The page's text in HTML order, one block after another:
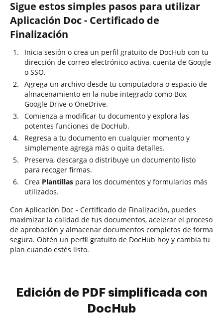
Sigue estos simples pasos para utilizar
Aplicación Doc - Certificado de
Finalización
Inicia sesión o crea un perfil gratuito de DocHub con tu
dirección de correo electrónico activa, cuenta de Google
o SSO.
Agrega un archivo desde tu computadora o espacio de
almacenamiento en la nube integrado como Box,
Google Drive o OneDrive.
Comienza a modificar tu documento y explora las
potentes funciones de DocHub.
Regresa a tu documento en cualquier momento y
simplemente agrega más o quita detalles.
Preserva, descarga o distribuye un documento listo
para recoger firmas.
Crea Plantillas para los documentos y formularios más
utilizados.
Con Aplicación Doc - Certificado de Finalización, puedes
maximizar la calidad de tus documentos, acelerar el proceso
de aprobación y almacenar documentos completos de forma
segura. Obtén un perfil gratuito de DocHub hoy y cambia tu
plan cuando estés listo.
Edición de PDF simplificada con
DocHub